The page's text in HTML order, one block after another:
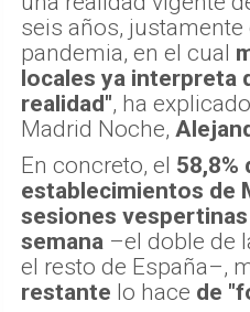
seis años, justamente
pandemia, en el cual
locales ya interpreta
realidad", ha
Madrid Noche,
En concreto, el 58,8%
establecimientos de
sesiones
semana –el doble de
el resto de España–,
restante lo hace de